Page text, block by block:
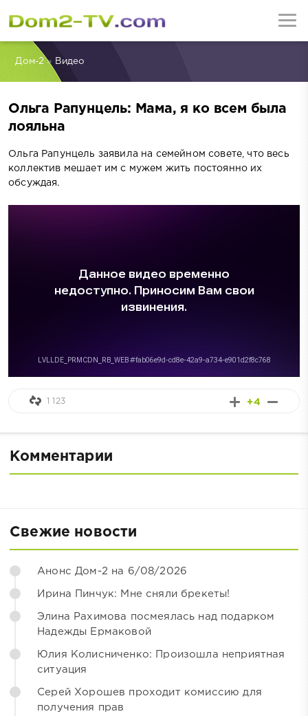
Дом-2» Видео
Ольга Рапунцель: Мама, я ко всем была
лояльна
Ольга Рапунцель заявила на семейном совете, что весь
коллектив мешает им с мужем жить постоянно их
обсуждая.
+4
1 123
Комментарии
Свежие новости
Анонс Дом-2 на 6/08/2026
Ирина Пинчук: Мне сняли брекеты!
Элина Рахимова посмеялась над подарком
Надежды Ермаковой
Юлия Колисниченко: Произошла неприятная
ситуация
Серей Хорошев проходит комиссию для
получения прав